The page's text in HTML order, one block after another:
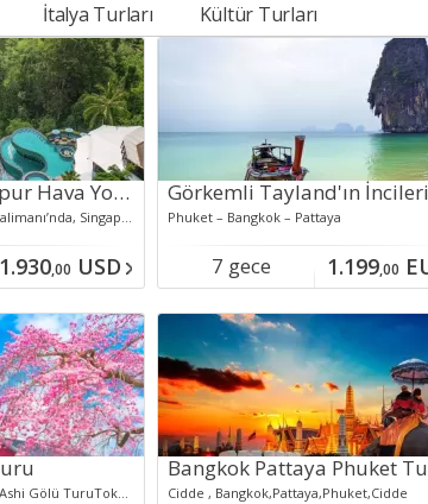
İtalya Turları Kültür Turları
Bali Turu / Singapur Hava Yolları ile 7 Gece 9 Gün Bali Turu *Royal Pita Maha Ubud Otelinde Özel Havuzlu Villada 1 Gece Akşam Yemeği &1 Saat Geleneksel Bali Masajı
Saat 10:30’da İstanbul Havalimanı’nda, Singapur Havayolları
1.930,00 USD
Phuket – Bangkok – Pattaya
7 gece
konaklamalı
1.199,00
Hakone , Fuji Yanardağı , Ashi Gölü TuruTokyo Kombine , Premium Outlet TuruKamakura , Geleneksel Japon Çayı ile Bambu Bahçeleri Turu , YokohamaTokyo by Night TuruKyoto , Nara , Kobe TuruOsaka by Night Turu Cidde , Bangkok,Pattaya,Phuket,Cidde